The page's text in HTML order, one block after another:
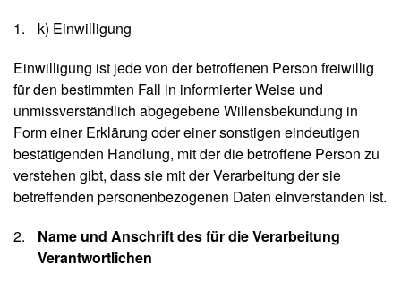
k) Einwilligung
Einwilligung ist jede von der betroffenen Person freiwillig
für den bestimmten Fall in informierter Weise und
unmissverständlich abgegebene Willensbekundung in
Form einer Erklärung oder einer sonstigen eindeutigen
bestätigenden Handlung, mit der die betroffene Person zu
verstehen gibt, dass sie mit der Verarbeitung der sie
betreffenden personenbezogenen Daten einverstanden ist.
Name und Anschrift des für die Verarbeitung
Verantwortlichen